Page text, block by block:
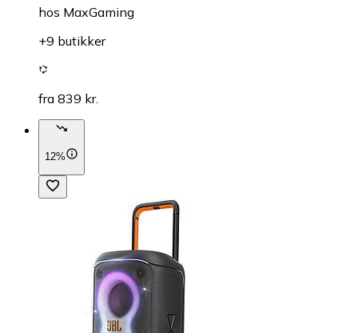
hos MaxGaming
+9 butikker
fra 839 kr.
12%